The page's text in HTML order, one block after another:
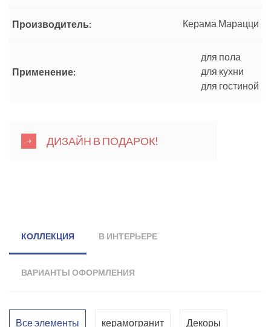
Производитель: Керама Марацци
Применение:
для пола
для кухни
для гостиной
ДИЗАЙН В ПОДАРОК!
КОЛЛЕКЦИЯ В ИНТЕРЬЕРЕ
ВАРИАНТЫ ОФОРМЛЕНИЯ
Все элементы керамогранит Декоры